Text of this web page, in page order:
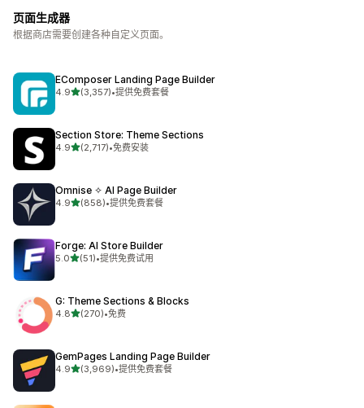
页面生成器
根据商店需要创建各种自定义页面。
EComposer Landing Page Builder
4.9星（满分 5 星）
(3,357)
总共 3357 条评论
•提供免费套餐
Section Store: Theme Sections
4.9星（满分 5 星）
(2,717)
总共 2717 条评论
•免费安装
Omnise ✧ AI Page Builder
4.9星（满分 5 星）
(858)
总共 858 条评论
•提供免费套餐
Forge: AI Store Builder
5.0星（满分 5 星）
(51)
总共 51 条评论
•提供免费试用
G: Theme Sections & Blocks
4.8星（满分 5 星）
(270)
总共 270 条评论
•免费
GemPages Landing Page Builder
4.9星（满分 5 星）
(3,969)
总共 3969 条评论
•提供免费套餐